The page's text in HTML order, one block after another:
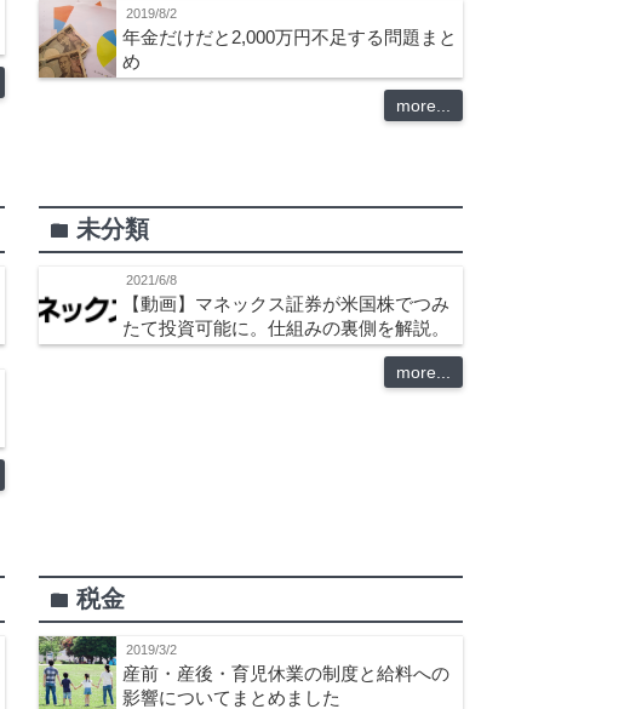
2019/8/2
年金だけだと2,000万円不足する問題まと
め
more...
folder 未分類
2021/6/8
【動画】マネックス証券が米国株でつみ
たて投資可能に。仕組みの裏側を解説。
more...
folder 税金
2019/3/2
産前・産後・育児休業の制度と給料への
影響についてまとめました